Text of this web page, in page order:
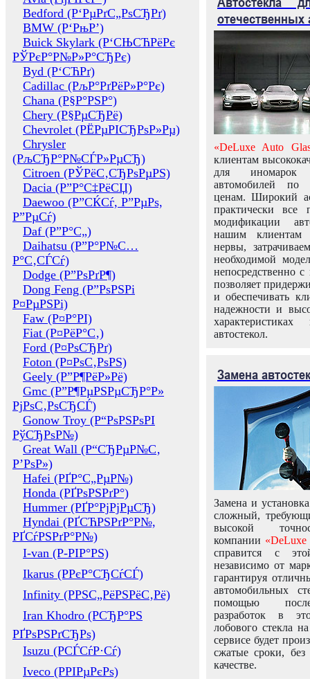
Bedford (Р‘РµРґС„РѕСЂРґ)
BMW (Р‘РњР’)
Buick Skylark (Р‘СЊСЋРёРє
РЎРєР°Р№Р»Р°СЂРє)
Byd (Р‘СЋРґ)
Cadillac (РљР°РґРёР»Р°Рє)
Chana (Р§Р°РЅР°)
Chery (Р§РµСЂРё)
Chevrolet (РЁРµРІСЂРѕР»Рµ)
Chrysler
(РљСЂР°Р№СЃР»РµСЂ)
Citroen (РЎРёС‚СЂРѕРµРЅ)
Dacia (Р”Р°С‡РёСЏ)
Daewoo (Р”СЌСѓ, Р”РµРѕ,
Р”РµСѓ)
Daf (Р”Р°С„)
Daihatsu (Р”Р°Р№С…
Р°С‚СЃСѓ)
Dodge (Р”РѕРґР¶)
Dong Feng (Р”РѕРЅРі
Р¤РµРЅРі)
Faw (Р¤Р°РІ)
Fiat (Р¤РёР°С‚)
Ford (Р¤РѕСЂРґ)
Foton (Р¤РѕС‚РѕРЅ)
Geely (Р”Р¶РёР»Рё)
Gmc (Р”Р¶РµРЅРµСЂР°Р»
РјРѕС‚РѕСЂСЃ)
Gonow Troy (Р“РѕРЅРѕРІ
РўСЂРѕР№)
Great Wall (Р“СЂРµР№С‚
Р’РѕР»)
Hafei (РҐР°С„РµР№)
Honda (РҐРѕРЅРґР°)
Hummer (РҐР°РјРјРµСЂ)
Hyndai (РҐСЋРЅРґР°Р№,
РҐСѓРЅРґР°Р№)
I-van (Р-РІР°РЅ)
Ikarus (РРєР°СЂСѓСЃ)
Infinity (РРЅС„РёРЅРёС‚Рё)
Iran Khodro (РСЂР°РЅ
РҐРѕРЅРґСЂРѕ)
Isuzu (РСЃСѓР·Сѓ)
Iveco (РРІРµРєРѕ)
отечественных
«DeLuxe Auto
клиентам
для иномарок
автомобилей
ценам. Широкий
практически все
модификации
нашим клиентам
нервы,
необходимой
непосредственно
позволяет
и обеспечивать
надежности и
автостекол.
Замена
Замена и
сложный,
высокой
компании «DeLuxe
справится с
независимо от
гарантируя
автомобильных
помощью
разработок в
лобового стекла
сервисе будет
сжатые сроки,
качестве.